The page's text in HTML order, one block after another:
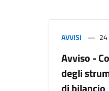
AVVISI 24
Avviso -
degli